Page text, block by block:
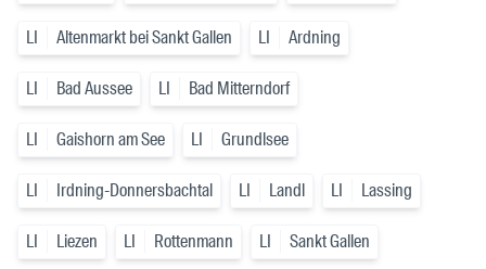
LI Altenmarkt bei Sankt Gallen LI Ardning
LI Bad Aussee LI Bad Mitterndorf
LI Gaishorn am See LI Grundlsee
LI Irdning-Donnersbachtal LI Landl LI Lassing
LI Liezen LI Rottenmann LI Sankt Gallen